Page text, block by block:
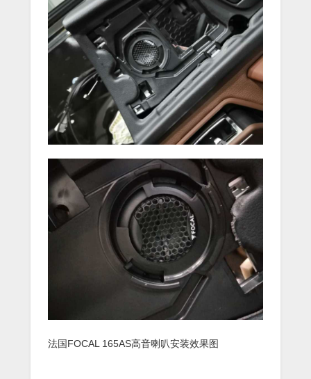
法国FOCAL 165AS高音喇叭安装效果图